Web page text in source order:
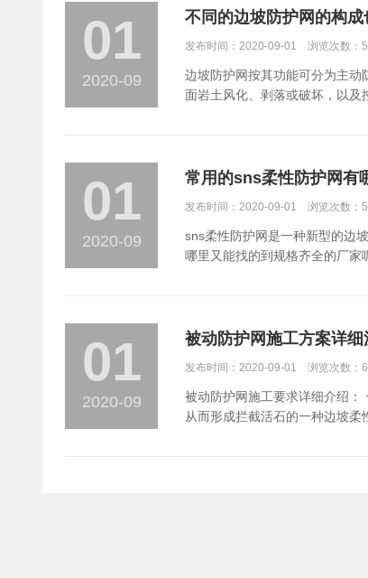
小于50KN的抗拔力。 3、主动
01
2020-09
不同的边坡防护网的构成
发布时间：2020-09-01 浏览次数：
边坡防护网按其功能可分为主动
面岩土风化、剥落或破坏，以及
维修和保养，停止使用后切断电
50-100米设置一个观测断面，
01
2020-09
常用的sns柔性防护网有
发布时间：2020-09-01 浏览次数：
sns柔性防护网是一种新型的边
哪里又能找的到规格齐全的厂家
01
2020-09
被动防护网施工方案详
发布时间：2020-09-01 浏览次数：
被动防护网施工要求详细介绍： 一、防护网说明 防护网采用DO/08/250型柔性防护网，由锚杆、钢柱、支撑绳和拉锚绳等固定方式将钢丝网在坡面上形成栅栏状拦石网。
从而形成拦截活石的一种边坡柔性防护系统，其功能是拦截和堆放边